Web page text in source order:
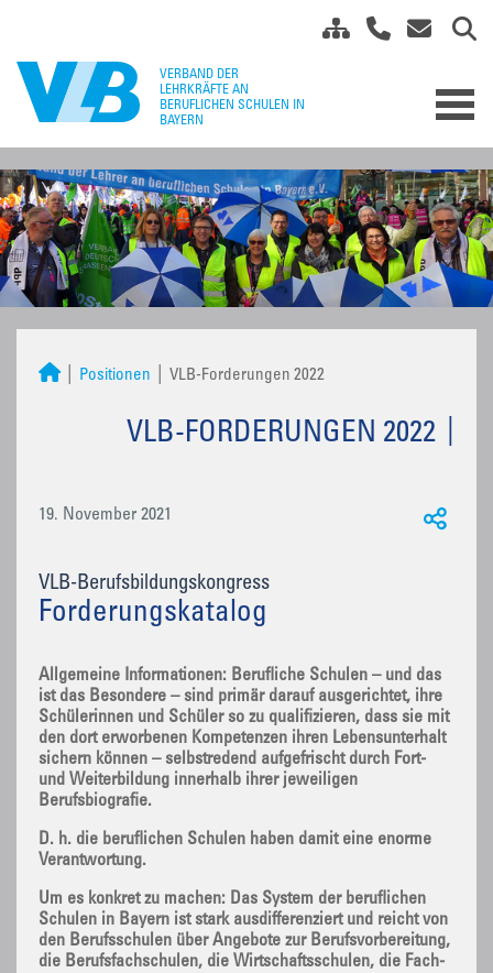
Positionen VLB-Forderungen 2022
VLB-FORDERUNGEN 2022
19. November 2021
VLB-Berufsbildungskongress
Forderungskatalog
Allgemeine Informationen: Berufliche Schulen – und das
ist das Besondere – sind primär darauf ausgerichtet, ihre
Schülerinnen und Schüler so zu qualifizieren, dass sie mit
den dort erworbenen Kompetenzen ihren Lebensunterhalt
sichern können – selbstredend aufgefrischt durch Fort-
und Weiterbildung innerhalb ihrer jeweiligen
Berufsbiografie.
D. h. die beruflichen Schulen haben damit eine enorme
Verantwortung.
Um es konkret zu machen: Das System der beruflichen
Schulen in Bayern ist stark ausdifferenziert und reicht von
den Berufsschulen über Angebote zur Berufsvorbereitung,
die Berufsfachschulen, die Wirtschaftsschulen, die Fach-